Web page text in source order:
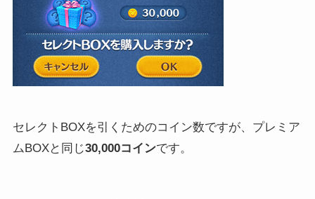
セレクトBOXを引くためのコイン数ですが、プレミア
ムBOXと同じ30,000コインです。